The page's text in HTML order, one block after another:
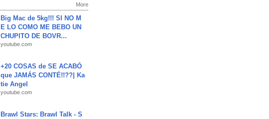
More
Big Mac de 5kg!!! SI NO M
E LO COMO ME BEBO UN
CHUPITO DE BOVR...
youtube.com
+20 COSAS de SE ACABÓ
que JAMÁS CONTÉ!!??| Ka
tie Angel
youtube.com
Brawl Stars: Brawl Talk - S